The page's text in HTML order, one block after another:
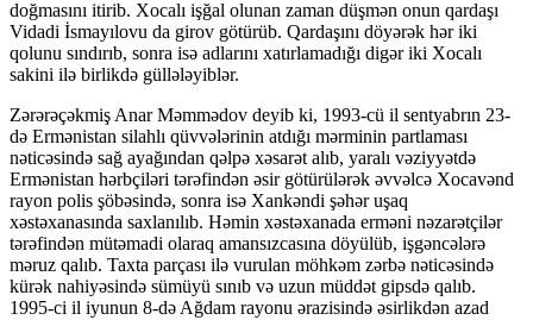
doğmasını itirib. Xocalı işğal olunan zaman düşmən onun qardaşı
Vidadi İsmayılovu da girov götürüb. Qardaşını döyərək hər iki
qolunu sındırıb, sonra isə adlarını xatırlamadığı digər iki Xocalı
sakini ilə birlikdə güllələyiblər.
Zərərəçəkmiş Anar Məmmədov deyib ki, 1993-cü il sentyabrın 23-
də Ermənistan silahlı qüvvələrinin atdığı mərminin partlaması
nəticəsində sağ ayağından qəlpə xəsarət alıb, yaralı vəziyyətdə
Ermənistan hərbçiləri tərəfindən əsir götürülərək əvvəlcə Xocavənd
rayon polis şöbəsində, sonra isə Xankəndi şəhər uşaq
xəstəxanasında saxlanılıb. Həmin xəstəxanada erməni nəzarətçilər
tərəfindən mütəmadi olaraq amansızcasına döyülüb, işgəncələrə
məruz qalıb. Taxta parçası ilə vurulan möhkəm zərbə nəticəsində
kürək nahiyəsində sümüyü sınıb və uzun müddət gipsdə qalıb.
1995-ci il iyunun 8-də Ağdam rayonu ərazisində əsirlikdən azad